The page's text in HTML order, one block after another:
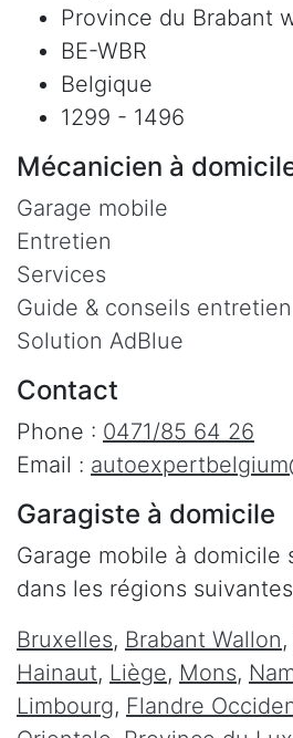
Province du Brabant
BE-WBR
Belgique
1299 - 1496
Mécanicien à
Garage mobile
Entretien
Services
Guide & conseils entretien
Solution AdBlue
Contact
Phone : 0471/85 64 26
Email :
Garagiste à domicile
Garage mobile à domicile
dans les régions
Bruxelles, Brabant Wallon,
Hainaut, Liège, Mons,
Limbourg, Flandre